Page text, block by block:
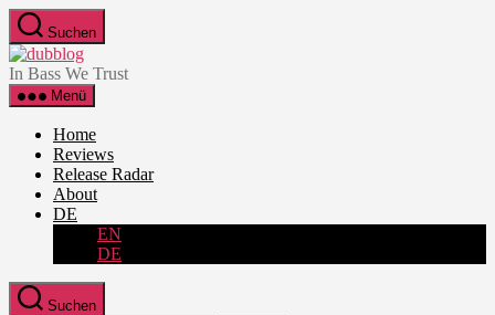
Zum
Inhalt
springen
Suchen
dubblog
In Bass We Trust
Menü
Home
Reviews
Release Radar
About
DE
EN
DE
Suchen